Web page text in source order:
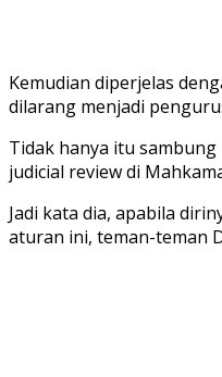
Kemudian diperjelas
dilarang menjadi
Tidak hanya itu
judicial review di
Jadi kata dia, apabila
aturan ini, teman-teman